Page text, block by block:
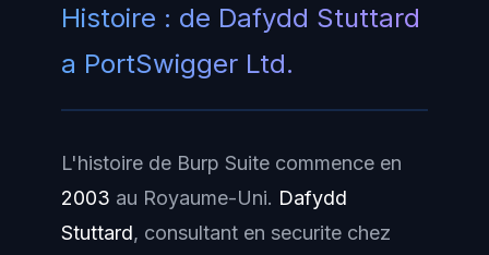
Histoire : de Dafydd Stuttard
a PortSwigger Ltd.
L'histoire de Burp Suite commence en
2003 au Royaume-Uni. Dafydd
Stuttard, consultant en securite chez